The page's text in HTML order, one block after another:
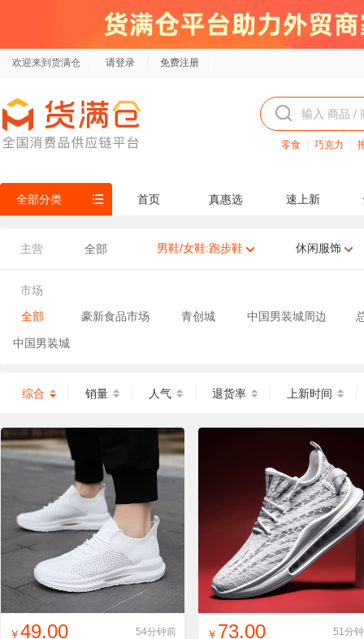
欢迎来到货满仓 请登录 免费注册
零食 巧克力
全部分类 首页 真惠选 速上新
主营 全部 男鞋/女鞋:跑步鞋 休闲服饰
市场
全部
豪新食品市场 青创城 中国男装城周边
中国男装城
综合 销量 人气 退货率 上新时间
找同款 加入铺货单 收藏
￥49.00 54分钟前 找同款 加入铺货单 收藏
￥ 73.00 51分